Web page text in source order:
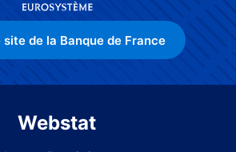
site de la Banque de France
Webstat